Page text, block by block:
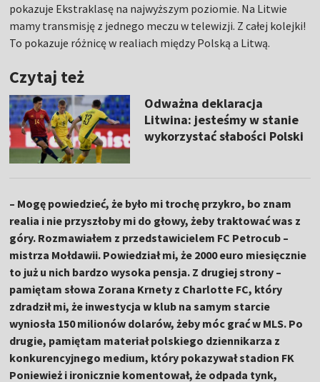
pokazuje Ekstraklasę na najwyższym poziomie. Na Litwie
mamy transmisję z jednego meczu w telewizji. Z całej kolejki!
To pokazuje różnicę w realiach między Polską a Litwą.
Czytaj też
Odważna deklaracja
Litwina: jesteśmy w stanie
wykorzystać słabości Polski
– Mogę powiedzieć, że było mi trochę przykro, bo znam
realia i nie przyszłoby mi do głowy, żeby traktować was z
góry. Rozmawiałem z przedstawicielem FC Petrocub –
mistrza Mołdawii. Powiedział mi, że 2000 euro miesięcznie
to już u nich bardzo wysoka pensja. Z drugiej strony –
pamiętam słowa Zorana Krnety z Charlotte FC, który
zdradził mi, że inwestycja w klub na samym starcie
wyniosła 150 milionów dolarów, żeby móc grać w MLS. Po
drugie, pamiętam materiał polskiego dziennikarza z
konkurencyjnego medium, który pokazywał stadion FK
Poniewież i ironicznie komentował, że odpada tynk,